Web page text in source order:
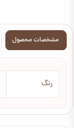
مشخصات محصول
رنگ